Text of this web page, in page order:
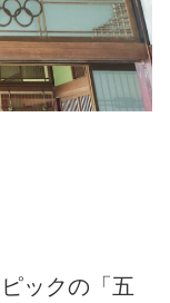
ックの「五